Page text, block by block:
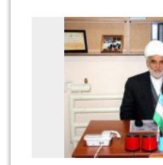
mehribonlik paydo
tafakkur qiladigan kishilar